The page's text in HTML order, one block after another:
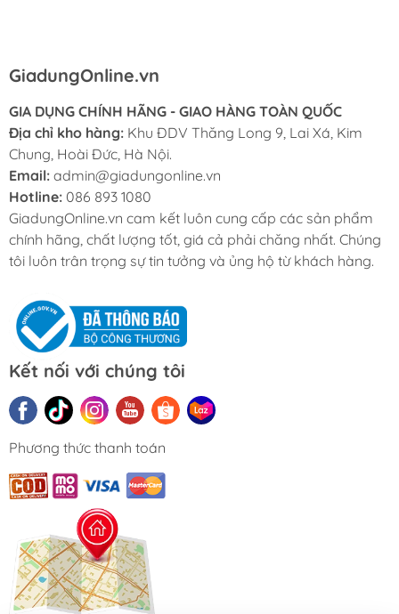
GiadungOnline.vn
GIA DỤNG CHÍNH HÃNG - GIAO HÀNG TOÀN QUỐC
Địa chỉ kho hàng: Khu ĐDV Thăng Long 9, Lai Xá, Kim
Chung, Hoài Đức, Hà Nội.
Email: admin@giadungonline.vn
Hotline: 086 893 1080
GiadungOnline.vn cam kết luôn cung cấp các sản phẩm
chính hãng, chất lượng tốt, giá cả phải chăng nhất. Chúng
tôi luôn trân trọng sự tin tưởng và ủng hộ từ khách hàng.
Kết nối với chúng tôi
Phương thức thanh toán